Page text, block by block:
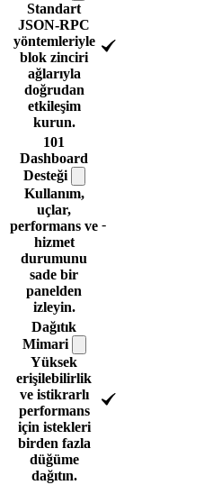
Standart
JSON-RPC
yöntemleriyle
blok zinciri
ağlarıyla
doğrudan
etkileşim
kurun.
101
Dashboard
Desteği
Kullanım,
uçlar,
performans ve
hizmet
durumunu
sade bir
panelden
izleyin.
-
Dağıtık
Mimari
Yüksek
erişilebilirlik
ve istikrarlı
performans
için istekleri
birden fazla
düğüme
dağıtın.